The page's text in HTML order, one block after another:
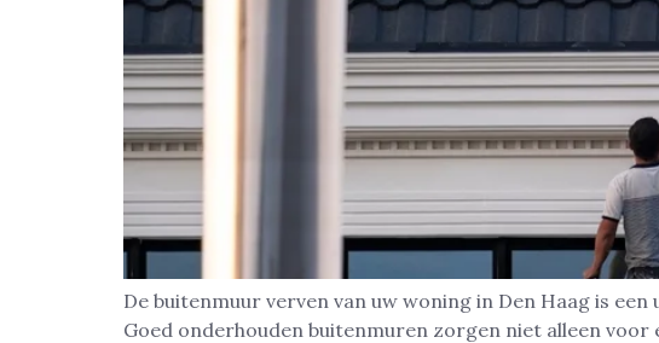
De buitenmuur verven van uw woning in Den Haag is
Goed onderhouden buitenmuren zorgen niet alleen